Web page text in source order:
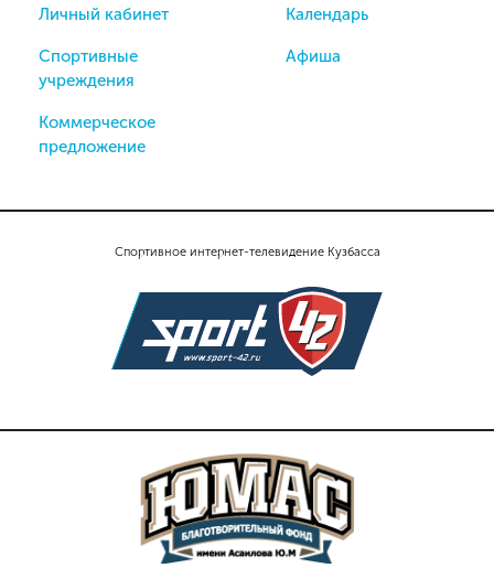
Спортивное интернет-телевидение Кузбасса
Личный кабинет
Спортивные
учреждения
Коммерческое
предложение
Календарь
Афиша